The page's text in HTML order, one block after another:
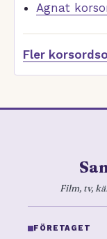
Agnat
Fler
Film, tv,
FÖRETAGET